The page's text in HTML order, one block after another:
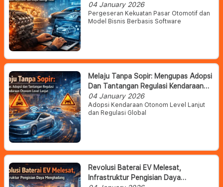
Otomotif Dan Daya Saing Pasar
04 January 2026
Pergeseran Kekuatan Pasar Otomotif dan
Model Bisnis Berbasis Software
Melaju Tanpa Sopir: Mengupas Adopsi
Dan Tantangan Regulasi Kendaraan
Otonom Level Lanjut
04 January 2026
Adopsi Kendaraan Otonom Level Lanjut
dan Regulasi Global
Revolusi Baterai EV Melesat,
Infrastruktur Pengisian Daya